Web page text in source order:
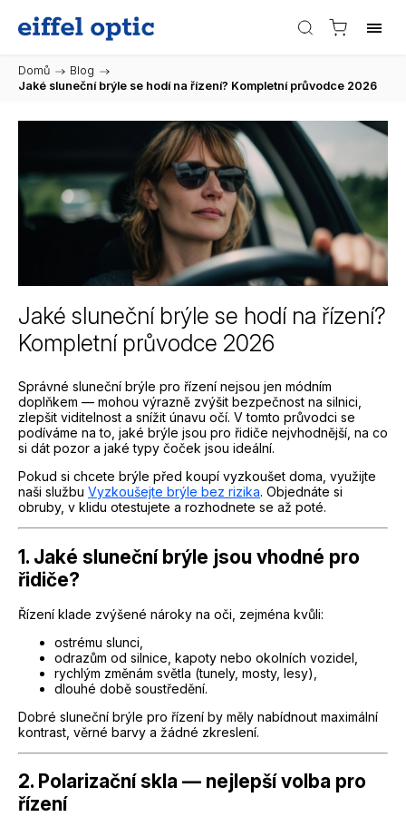
Domů / Blog /
Jaké sluneční brýle se hodí na řízení? Kompletní průvodce 2026
Jaké sluneční brýle se hodí na řízení?
Kompletní průvodce 2026
Správné sluneční brýle pro řízení nejsou jen módním
doplňkem — mohou výrazně zvýšit bezpečnost na silnici,
zlepšit viditelnost a snížit únavu očí. V tomto průvodci se
podíváme na to, jaké brýle jsou pro řidiče nejvhodnější, na co
si dát pozor a jaké typy čoček jsou ideální.
Pokud si chcete brýle před koupí vyzkoušet doma, využijte
naši službu Vyzkoušejte brýle bez rizika. Objednáte si
obruby, v klidu otestujete a rozhodnete se až poté.
1. Jaké sluneční brýle jsou vhodné pro
řidiče?
Řízení klade zvýšené nároky na oči, zejména kvůli:
ostrému slunci,
odrazům od silnice, kapoty nebo okolních vozidel,
rychlým změnám světla (tunely, mosty, lesy),
dlouhé době soustředění.
Dobré sluneční brýle pro řízení by měly nabídnout maximální
kontrast, věrné barvy a žádné zkreslení.
2. Polarizační skla — nejlepší volba pro
řízení